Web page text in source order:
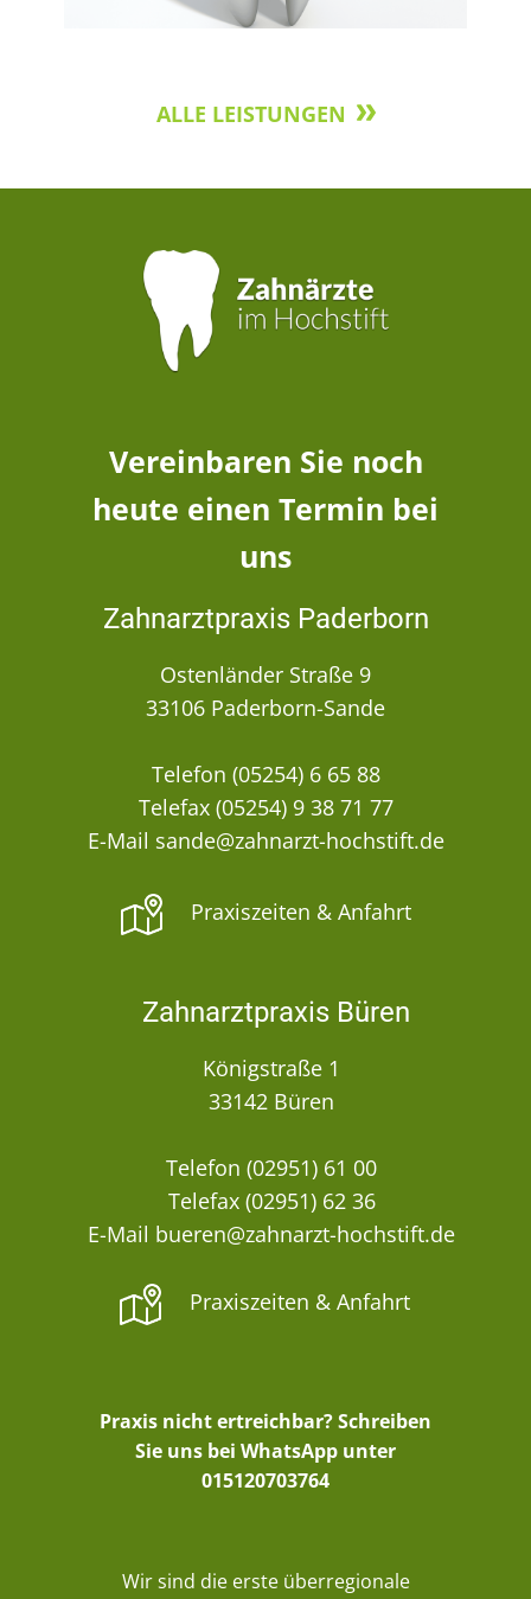
ALLE LEISTUNGEN
Vereinbaren Sie noch
heute einen Termin bei
uns
Zahnarztpraxis Büren
Königstraße 1
33142 Büren
Telefon (02951) 61 00
Telefax (02951) 62 36
E-Mail bueren@zahnarzt-hochstift.de
Praxiszeiten & Anfahrt
Zahnarztpraxis Paderborn
Ostenländer Straße 9
33106 Paderborn-Sande
Telefon (05254) 6 65 88
Telefax (05254) 9 38 71 77
E-Mail sande@zahnarzt-hochstift.de
Praxiszeiten & Anfahrt
Wir sind die erste überregionale
Praxis nicht ertreichbar? Schreiben
Sie uns bei WhatsApp unter
015120703764